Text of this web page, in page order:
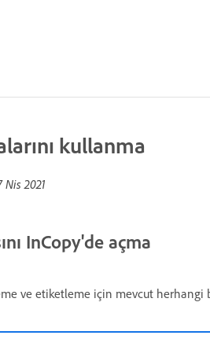
kullanma
Nis 2021
InCopy'de açma
ve etiketleme için mevcut herhangi